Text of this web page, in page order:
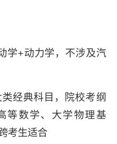
学+动力学，不涉及汽
经典科目，院校考纲
等数学、大学物理基
考生适合